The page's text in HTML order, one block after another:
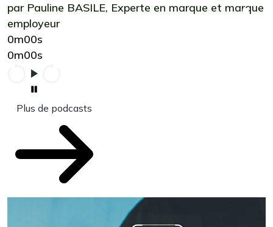
par Pauline BASILE, Experte en marque et marque
employeur
0m00s
0m00s
Plus de podcasts